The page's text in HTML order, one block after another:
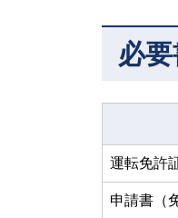
必
運転免許
申請書（